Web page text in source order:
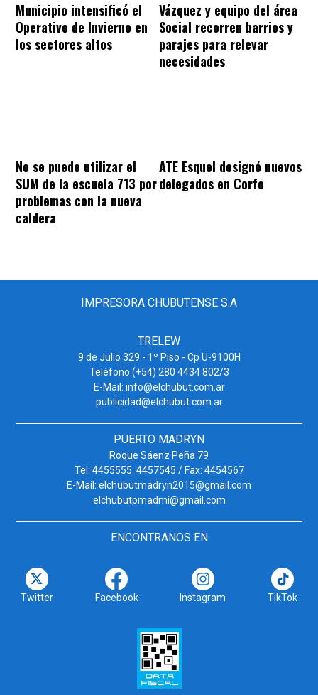
Municipio intensificó el
Operativo de Invierno en
los sectores altos
Vázquez y equipo del área
Social recorren barrios y
parajes para relevar
necesidades
No se puede utilizar el
SUM de la escuela 713 por
problemas con la nueva
caldera
ATE Esquel designó nuevos
delegados en Corfo
IMPRESORA CHUBUTENSE S.A
TRELEW
9 de Julio 329 - 1º Piso - Cp U-9100H
Teléfono (+54) 280 4434 802/3
E-Mail: info@elchubut.com.ar
publicidad@elchubut.com.ar
PUERTO MADRYN
Roque Sáenz Peña 79
Tel: 4455555. 4457545 / Fax: 4454567
E-Mail: elchubutmadryn2015@gmail.com
elchubutpmadmi@gmail.com
ENCONTRANOS EN
Twitter Facebook Instagram TikTok